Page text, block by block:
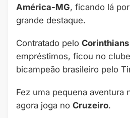
América-MG, ficando lá
grande destaque.
Contratado pelo Corinthians
empréstimos, ficou no
bicampeão brasileiro pelo
Fez uma pequena aventura
agora joga no Cruzeiro.